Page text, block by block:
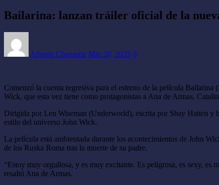
Bailarina: lanzan tráiler oficial de la
Alisson Chavarria Mar 20, 2025 0
Comenzó la cuenta regresiva para el estreno de la película
Wick, que esta vez tiene como protagonistas a Ana de Armas,
Dirigida por Len Wiseman (Underworld), escrita por Shay Hatten y
estilo del universo John Wick.
La película está ambientada durante los acontecimientos de John
de los Ruska Roma tras la muerte de su padre.
“Estoy muy orgullosa, y es muy excitante. Es peligrosa, es sexy, es
resaltó Ana de Armas.